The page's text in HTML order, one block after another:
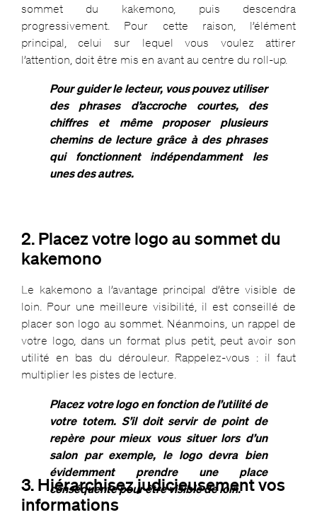
sommet du kakemono, puis descendra
progressivement. Pour cette raison, l’élément
principal, celui sur lequel vous voulez attirer
l’attention, doit être mis en avant au centre du roll-up.
Pour guider le lecteur, vous pouvez utiliser
des phrases d’accroche courtes, des
chiffres et même proposer plusieurs
chemins de lecture grâce à des phrases
qui fonctionnent indépendamment les
unes des autres.
2. Placez votre logo au sommet du
kakemono
Le kakemono a l’avantage principal d’être visible de
loin. Pour une meilleure visibilité, il est conseillé de
placer son logo au sommet. Néanmoins, un rappel de
votre logo, dans un format plus petit, peut avoir son
utilité en bas du dérouleur. Rappelez-vous : il faut
multiplier les pistes de lecture.
Placez votre logo en fonction de l’utilité de
votre totem. S’il doit servir de point de
repère pour mieux vous situer lors d’un
salon par exemple, le logo devra bien
évidemment prendre une place
conséquente pour être visible de loin.
3. Hiérarchisez judicieusement vos
informations